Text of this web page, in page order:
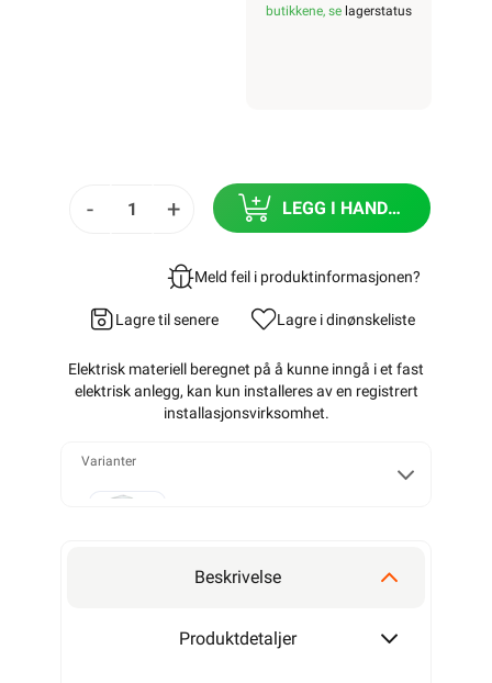
butikkene, se lagerstatus
- + LEGG I HANDLEKURV
Meld feil i produktinformasjonen?
Lagre til senere Lagre i dinønskeliste
Elektrisk materiell beregnet på å kunne inngå i et fast
elektrisk anlegg, kan kun installeres av en registrert
installasjonsvirksomhet.
Varianter
T40
Beskrivelse
Produktdetaljer